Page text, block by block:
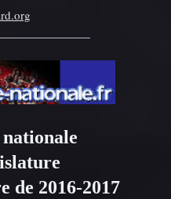
nationale
de 2016-2017